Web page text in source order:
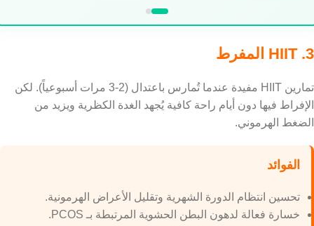
3. HIIT المفرط
تمارين HIIT مفيدة عندما تُمارس باعتدال (2-3 مرات أسبوعياً). لكن
الإفراط فيها دون أيام راحة كافية يُجهد الغدة الكظرية ويزيد من
الضغط الهرموني.
الفوائد
تحسين انتظام الدورة الشهرية وتقليل الأعراض الهرمونية.
خسارة فعالة لدهون البطن الحشوية المرتبطة بـ PCOS.